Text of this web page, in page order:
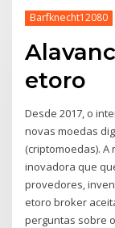
Barfknecht12080
etoro
Desde 2017, o
novas moedas
(criptomoedas).
inovadora que
provedores,
etoro broker
perguntas sobre